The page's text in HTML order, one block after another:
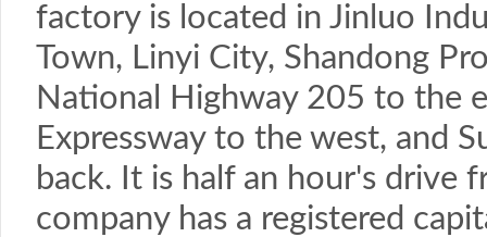
factory is located in Jinluo
Town, Linyi City, Shandong
National Highway 205 to the
Expressway to the west, and
back. It is half an hour's drive
company has a registered